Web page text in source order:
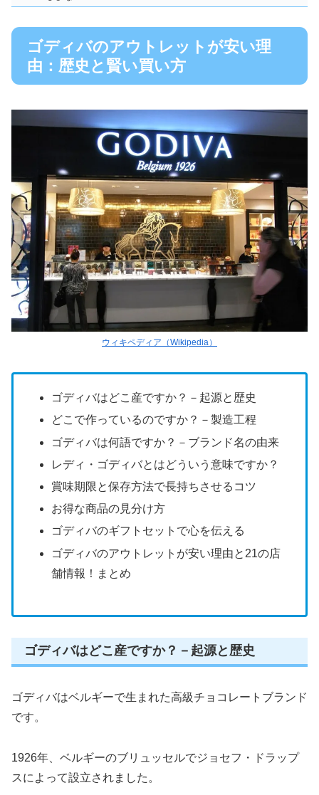
ゴディバのアウトレットが安い理
由：歴史と賢い買い方
ウィキペディア（Wikipedia）
ゴディバはどこ産ですか？－起源と歴史
どこで作っているのですか？－製造工程
ゴディバは何語ですか？－ブランド名の由来
レディ・ゴディバとはどういう意味ですか？
賞味期限と保存方法で長持ちさせるコツ
お得な商品の見分け方
ゴディバのギフトセットで心を伝える
ゴディバのアウトレットが安い理由と21の店
舗情報！まとめ
ゴディバはどこ産ですか？－起源と歴史
ゴディバはベルギーで生まれた高級チョコレートブランド
です。
1926年、ベルギーのブリュッセルでジョセフ・ドラップ
スによって設立されました。